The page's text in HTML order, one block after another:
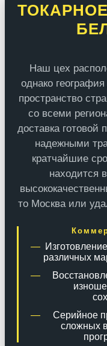
Наш цех
однако
пространство
со всеми
доставка готовой
надежными
кратчайшие
находится
то Москва или
различных
Серийное
сложных